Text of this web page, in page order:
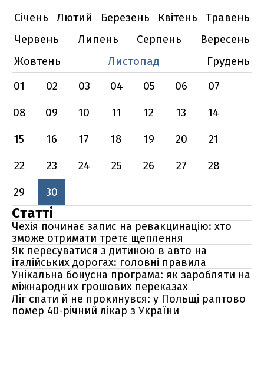
Січень
Лютий Березень Квітень
Травень
Червень
Липень Серпень
Вересень
Жовтень
Листопад
Грудень
01
02 03 04 05 06
07
08
09 10 11 12 13
14
15
16 17 18 19 20
21
22
23 24 25 26 27
28
29
30
Статті
Чехія починає запис на ревакцинацію: хто
зможе отримати третє щеплення
Як пересуватися з дитиною в авто на
італійських дорогах: головні правила
Унікальна бонусна програма: як заробляти на
міжнародних грошових переказах
Ліг спати й не прокинувся: у Польщі раптово
помер 40-річний лікар з України